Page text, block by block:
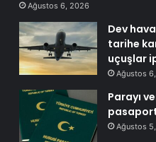
Ağustos 6, 2026
Dev
tarihe
uçuşlar
Ağustos
Parayı
Ağustos